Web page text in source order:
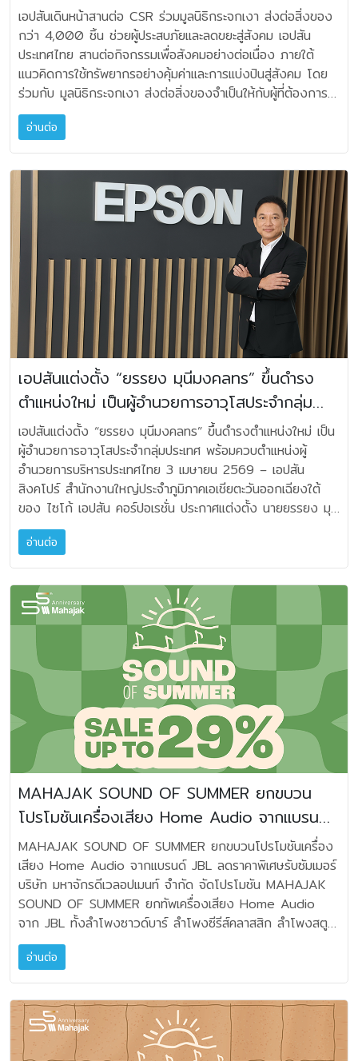
Tiktok : Mahajak family, JBL Thailand Mahajak
Service Center Tel : 1516 หรือ
https://www.mahajak.com/th
ที่แข็งแกร่งนี้เป็นหลักประกันด้านคุณภาพสินค้า การบริการ และ
ระบบสนับสนุนหลังการขายที่มีประสิทธิภาพสูงสุด ก้าวสู่อนาคต
ด้วยแนวคิด "Experts Who Care" ในโอกาสครบรอบ 55 ปี
มหาจักรไม่เพียงเฉลิมฉลองความสำเร็จที่ผ่านมา หากแต่ใช้ก้าว
สำคัญนี้ในการประกาศทิศทางองค์กรอย่างชัดเจน ภายใต้วิสัย
ปรัชญาองค์กรที่ว่า ความเป็นผู้นำด้านเทคโนโลยีที่แท้จริงต้อง
อาศัยมากกว่าความเชี่ยวชาญทางเทคนิค หากต้องมาพร้อมกับ
ความใส่ใจในทุกมิติ ทั้งต่อพันธมิตร ลูกค้า พนักงาน และสังคม
เพื่อสร้างคุณค่าร่วมกันในระยะยาว ลูกค้าทุกรายจะได้รับโซลูชันที่
ตรงกับการใช้งานจริง พร้อมการดูแลครบวงจรตั้งแต่การให้คำ
ปรึกษา การออกแบบระบบ การติดตั้ง ไปจนถึงบริการหลังการ
ขายที่ไว้วางใจได้ สำหรับมหาจักร ความสำเร็จมิได้วัดเพียงจาก
ปริมาณผลิตภัณฑ์ที่ส่งมอบสู่ตลาด แต่ยังหมายถึงความรับผิด
ชอบในการดูแลลูกค้าและผู้ใช้งานอย่างต่อเนื่องและยั่งยืน "55th
Anniversary – Journey of Togetherness" 55 ปีแห่ง
การเดินทางเคียงข้างผู้คน ดูแลทุกความสุขและทุกจังหวะชีวิต
อย่างมืออาชีพ พร้อมก้าวสู่อนาคตเคียงข้างลูกค้า พันธมิตร และ
สังคม ด้วยการผสาน ความเชี่ยวชาญและความใส่ใจ อย่าง
แท้จริง
นางสาววิสาข์ กล่าวว่า “กิจกรรม Stray Away From
Plastic เป็นอีกหนึ่งตัวอย่างของการต่อยอดแนวคิด ลดการใช้
พลาสติกให้เกิดผลลัพธ์ที่จับต้องได้ ทั้งในด้านสิ่งแวดล้อมและ
สังคม เอปสันหวังว่ากิจกรรมนี้จะช่วยสร้างแรงบันดาลใจให้ทุก
คนเห็นถึงคุณค่าของการใช้ทรัพยากรอย่างคุ้มค่า พร้อมร่วมกัน
ดูแลชุมชนและสิ่งแวดล้อมอย่างยั่งยืน”
ลดขยะสู่สังคม
เอปสันเดินหน้าสานต่อ CSR ร่วมมูลนิธิกระจกเงา ส่งต่อสิ่งของ
กว่า 4,000 ชิ้น ช่วยผู้ประสบภัยและลดขยะสู่สังคม เอปสัน
ประเทศไทย สานต่อกิจกรรมเพื่อสังคมอย่างต่อเนื่อง ภายใต้
แนวคิดการใช้ทรัพยากรอย่างคุ้มค่าและการแบ่งปันสู่สังคม โดย
ร่วมกับ มูลนิธิกระจกเงา ส่งต่อสิ่งของจำเป็นให้กับผู้ที่ต้องการ
ความช่วยเหลือ ผ่าน 2 กิจกรรมสำคัญ ได้แก่ การรวบรวม
สิ่งของเพื่อช่วยเหลือผู้ประสบอุทกภัยในพื้นที่ภาคใต้ และกิจกรรม
CSR ประจำปี “You Share, We Change” ซึ่งในปีนี้สามารถ
รวบรวมสิ่งของเพื่อส่งต่อให้เกิดประโยชน์ต่อสังคมได้รวมกว่า
4,000 ชิ้น ในช่วงเดือนธันวาคมที่ผ่านมา เอปสันได้จัดกิจกรรม
รับบริจาคสิ่งของจำเป็นเพื่อช่วยเหลือผู้ประสบอุทกภัยในพื้นที่ภาค
ใต้ โดยรวบรวมสิ่งของจากพนักงานเอปสัน ผู้ที่ทำงานในอาคาร
ปัน และบริเวณใกล้เคียง ได้รวม 1,617 ชิ้น ก่อนส่งมอบให้
มูลนิธิกระจกเงานำไปกระจายสู่ผู้ประสบภัยในพื้นที่ต่าง ๆ เพื่อร่วม
บรรเทาความเดือดร้อนของชุมชนที่ได้รับผลกระทบจาก
สถานการณ์น้ำท่วม ต่อเนื่องในเดือนมกราคม เอปสันยังได้จัด
กิจกรรม CSR ประจำปี “You Share, We Change” ต่อเนื่อง
เป็นปีที่ 3 เปิดรับบริจาคสิ่งของที่ยังอยู่ในสภาพดี เพื่อนำกลับมา
ใช้ประโยชน์ใหม่และช่วยลดการสร้างขยะ โดยปีนี้สามารถรวบรวม
สิ่งของได้รวม 2,423 ชิ้น ก่อนส่งต่อให้มูลนิธิกระจกเงานำไปใช้
ประโยชน์ต่อในกิจกรรมเพื่อสังคมต่าง ๆ พร้อมกันนี้เอปสันยังได้
มอบเครื่องพิมพ์มัลติฟังก์ชัน Epson EcoTank รุ่น L4260
จำนวน 9 เครื่องให้กับมูลนิธิฯ เพื่อใช้สนับสนุนการดำเนินงานและ
กิจกรรมเพื่อสังคมของมูลนิธิต่อไป นายยรรยง มุนีมงคลทร ผู้
อำนวยการอาวุโสประจำกลุ่มประเทศในภูมิภาคเอเชียตะวันออก
เฉียงใต้ และผู้อำนวย การบริหาร บริษัท เอปสัน (ประเทศไทย)
จำกัด กล่าวว่า “เอปสันให้ความสำคัญกับการดำเนินธุรกิจควบคู่
ไปกับความรับผิดชอบต่อสังคมและสิ่งแวดล้อม กิจกรรมเหล่านี้
สะท้อนถึงความร่วมมือของพนักงานและสังคมในการส่งต่อ
สิ่งของที่ยังมีคุณค่าให้เกิดประโยชน์ต่อผู้ที่ต้องการความช่วย
เหลือ พร้อมทั้งช่วยลดของเสียและส่งเสริมการใช้ทรัพยากรอย่าง
คุ้มค่า ซึ่งเป็นส่วนหนึ่งของแนวคิดด้านความยั่งยืนของเอปสัน”
อ่านต่อ
เอปสันแต่งตั้ง “ยรรยง มุนีมงคลทร” ขึ้นดำรง
ตำแหน่งใหม่ เป็นผู้อำนวยการอาวุโสประจำกลุ่ม
ประเทศ พร้อมควบตำแหน่งผู้อำนวยการบริหาร
ประเทศไทย
เอปสันแต่งตั้ง “ยรรยง มุนีมงคลทร” ขึ้นดำรงตำแหน่งใหม่ เป็น
ผู้อำนวยการอาวุโสประจำกลุ่มประเทศ พร้อมควบตำแหน่งผู้
อำนวยการบริหารประเทศไทย 3 เมษายน 2569 – เอปสัน
สิงคโปร์ สำนักงานใหญ่ประจำภูมิภาคเอเชียตะวันออกเฉียงใต้
ของ ไซโก้ เอปสัน คอร์ปอเรชั่น ประกาศแต่งตั้ง นายยรรยง มุนี
มงคลทร ผู้อำนวยการบริหาร บริษัท เอปสัน (ประเทศไทย) จำกัด
ขึ้นดำรงตำแหน่งใหม่เป็นผู้อำนวยการอาวุโสประจำกลุ่มประเทศใน
ภูมิภาคเอเชียตะวันออกเฉียงใต้ (Senior Regional Director)
โดยมีผลตั้งแต่วันที่ 1 เมษายน 2569 เป็นต้นไป ทั้งนี้ยังคง
ดำรงตำแหน่งผู้อำนวยการบริหาร เอปสัน ประเทศไทย และเอปสัน
เวียดนาม ควบคู่กันไปด้วย ในบทบาทใหม่นี้ นายยรรยงจะรับ
ผิดชอบกำกับดูแลการดำเนินงานของกลุ่มประเทศ (Country
Cluster) ในภูมิภาคเอเชียตะวันออกเฉียงใต้ ซึ่งจากเดิมที่
ครอบคลุมตลาดประเทศไทยและเวียดนาม จะเพิ่มเป็น 4 ประเทศ
โดยเพิ่มสิงคโปร์และมาเลเซีย โดยภารกิจสำคัญ 3 ประการที่นาย
ยรรยงจะรับผิดชอบ ประกอบด้วย การเสริมสร้างประสิทธิภาพ
การดำเนินงานของแต่ละประเทศ การขับเคลื่อนความร่วมมือเชิง
บูรณาการเพื่อสร้างการเติบโตร่วมกัน (Synergy) และการ
พัฒนาและดำเนินกลยุทธ์การเติบโตที่สอดคล้องกับบริบทของ
แต่ละประเทศในกลุ่ม ทั้งนี้ นายยรรยงจะยังคงดูแลการดำเนินงาน
ของเอปสัน ประเทศไทย อย่างต่อเนื่อง การแต่งตั้งครั้งนี้สะท้อน
ถึงความเชื่อมั่นของเอปสันในศักยภาพด้านการบริหารและวิสัยทัศน์
ของนายยรรยง ในการขับเคลื่อนองค์กรสู่การเติบโตอย่างยั่งยืน
ในระดับภูมิภาค พร้อมทั้งเสริมสร้างความแข็งแกร่งของธุรกิจใน
กลุ่มประเทศเอเชียตะวันออกเฉียงใต้ นายซิ่ว จิน เกียด กรรมการ
ผู้จัดการภูมิภาค เอปสัน เอเชียตะวันออกเฉียงใต้ กล่าวว่า
“เอปสันขอแสดงความยินดีเป็นอย่างยิ่งกับนายยรรยง มุนีมงคล
ทร ในโอกาสเข้ารับตำแหน่งผู้อำนวยการอาวุโสประจำกลุ่มประเทศ
ตั้งแต่วันที่ 1 เมษายน เป็นต้นไป โดยในบทบาทใหม่นี้ นายยรรยง
จะรับผิดชอบกำกับดูแลกลุ่มประเทศที่จัดตั้งขึ้นใหม่ ซึ่งครอบคลุม
ประเทศสิงคโปร์ มาเลเซีย เวียดนาม และไทย การแต่งตั้งครั้งนี้
ถือเป็นอีกหนึ่งก้าวสำคัญ ทั้งสำหรับนายยรรยงและเอปสัน ในการ
มุ่งสู่เป้าหมายตามวิสัยทัศน์ Engineered Future 35”
อ่านต่อ
MAHAJAK SOUND OF SUMMER ยกขบวน
โปรโมชันเครื่องเสียง Home Audio จากแบรนด์
JBL ลดราคาพิเศษรับซัมเมอร์
MAHAJAK SOUND OF SUMMER ยกขบวนโปรโมชันเครื่อง
เสียง Home Audio จากแบรนด์ JBL ลดราคาพิเศษรับซัมเมอร์
บริษัท มหาจักรดีเวลอปเมนท์ จำกัด จัดโปรโมชัน MAHAJAK
SOUND OF SUMMER ยกทัพเครื่องเสียง Home Audio
จาก JBL ทั้งลำโพงซาวด์บาร์ ลำโพงซีรีส์คลาสสิก ลำโพงสตูดิ
โอมอนิเตอร์ และชุดโฮมเธียเตอร์ พร้อมอุปกรณ์เครื่องเสียงที่ใช้
ร่วมกันจาก Denon มาจัดจำหน่ายใน ราคาพิเศษรับซัมเมอร์
พร้อมของแถมสุดคุ้มสำหรับสินค้าที่ร่วมรายการ โดยมีรายละเอียด
โปรโมชันดังนี้ JBL Soundbar Series • ลำโพงซาวด์บาร์
JBL Bar 9.1 ราคาพิเศษ 19,900 บาท •
ลำโพงซาวด์บาร์ JBL Bar 300 ราคาพิเศษ
อ่านต่อ